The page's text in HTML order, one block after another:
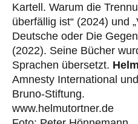
Kartell. Warum die
überfällig ist“ (2024) und
Deutsche oder Die
(2022). Seine Bücher
Sprachen übersetzt.
Amnesty International
Bruno-Stiftung.
www.helmutortner.de